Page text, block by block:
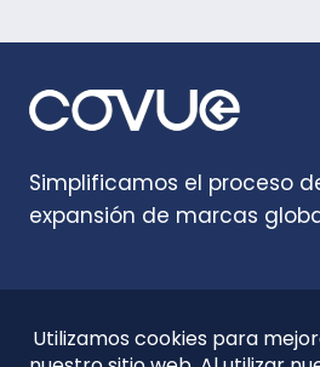
Simplificamos el proceso
expansión de marcas